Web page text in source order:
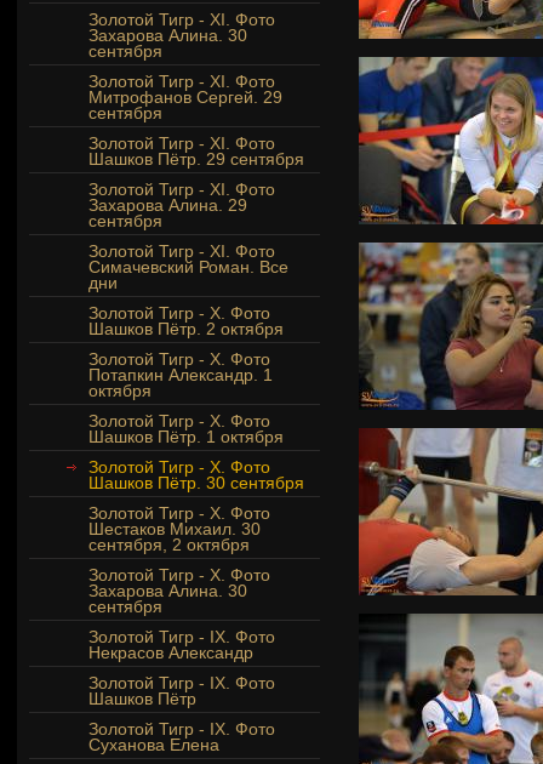
Золотой Тигр - XI. Фото
Захарова Алина. 30
сентября
Золотой Тигр - XI. Фото
Митрофанов Сергей. 29
сентября
Золотой Тигр - XI. Фото
Шашков Пётр. 29 сентября
Золотой Тигр - XI. Фото
Захарова Алина. 29
сентября
Золотой Тигр - XI. Фото
Симачевский Роман. Все
дни
Золотой Тигр - Х. Фото
Шашков Пётр. 2 октября
Золотой Тигр - Х. Фото
Потапкин Александр. 1
октября
Золотой Тигр - Х. Фото
Шашков Пётр. 1 октября
Золотой Тигр - Х. Фото
Шашков Пётр. 30 сентября
Золотой Тигр - Х. Фото
Шестаков Михаил. 30
сентября, 2 октября
Золотой Тигр - X. Фото
Захарова Алина. 30
сентября
Золотой Тигр - IX. Фото
Некрасов Александр
Золотой Тигр - IX. Фото
Шашков Пётр
Золотой Тигр - IX. Фото
Суханова Елена